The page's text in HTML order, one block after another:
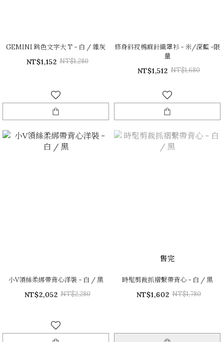
GEMINI 跳色文字大 T - 白 / 雜灰
NT$1,152 NT$1,280
修身斜衩棉麻針織罩衫 - 米/深藍 -限
量
NT$1,512 NT$1,680
小V領絲柔綁帶背心洋裝 - 白 / 黑
NT$2,052 NT$2,280
售完
時髦剪裁抓褶繫帶背心 - 白 / 黑
NT$1,602 NT$1,780